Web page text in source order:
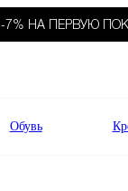
-7% НА ПЕРВУЮ
Обувь